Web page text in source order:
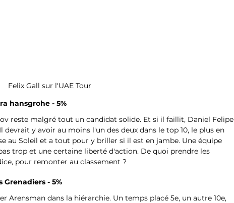
Felix Gall sur l'UAE Tour
hansgrohe - 5%
reste malgré tout un candidat solide. Et si il faillit, Daniel Felipe
devrait y avoir au moins l'un des deux dans le top 10, le plus en
au Soleil et a tout pour y briller si il est en jambe. Une équipe
trop et une certaine liberté d'action. De quoi prendre les
pour remonter au classement ?
- 5%
Arensman dans la hiérarchie. Un temps placé 5e, un autre 10e,